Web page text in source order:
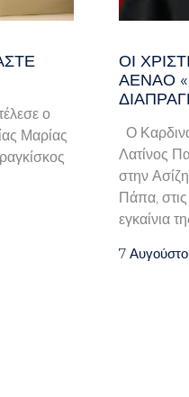
ο
Μαρίας
ΟΙ
ΑΈΝΑΟ
Ο
Λατίνος
στην
Πάπα,
εγκαίνια
7